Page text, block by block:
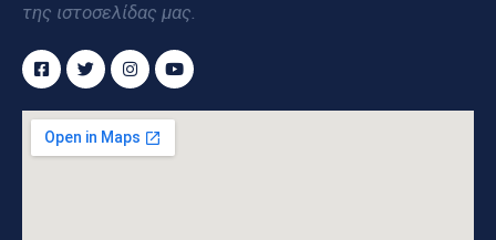
της ιστοσελίδας μας.